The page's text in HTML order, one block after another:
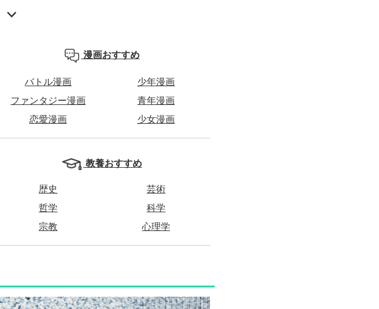
漫画おすすめ
バトル漫画
少年漫画
ファンタジー漫画
青年漫画
恋愛漫画
少女漫画
教養おすすめ
歴史
芸術
哲学
科学
宗教
心理学